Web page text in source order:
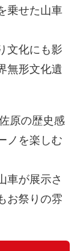
乗せた山車
文化にも影
無形文化遺
原の歴史感
ノを楽しむ
車が展示さ
お祭りの雰